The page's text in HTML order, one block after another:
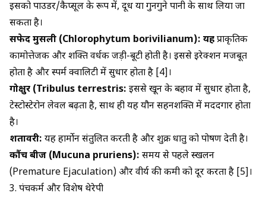
इसको पाउडर/कैप्सूल के रूप में, दूध या गुनगुने पानी के साथ लिया जा
सकता है।
सफेद मुसली (Chlorophytum borivilianum): यहप्राकृतिक
कामोत्तेजक और शक्ति वर्धक जड़ी-बूटी होती है। इससे इरेक्शन मजबूत
होता है और स्पर्म क्वालिटी में सुधार होता है [4]।
गोक्षुर (Tribulus terrestris: इससे खून के बहाव में सुधार होता है,
टेस्टोस्टेरोन लेवल बढ़ता है, साथ ही यह यौन सहनशक्ति में मददगार होता
है।
शतावरी: यह हार्मोन संतुलित करती है और शुक्र धातु को पोषण देती है।
कौंच बीज (Mucuna pruriens): समय से पहले स्खलन
(Premature Ejaculation) और वीर्य की कमी को दूर करता है [5]।
3. पंचकर्म और विशेष थेरेपी